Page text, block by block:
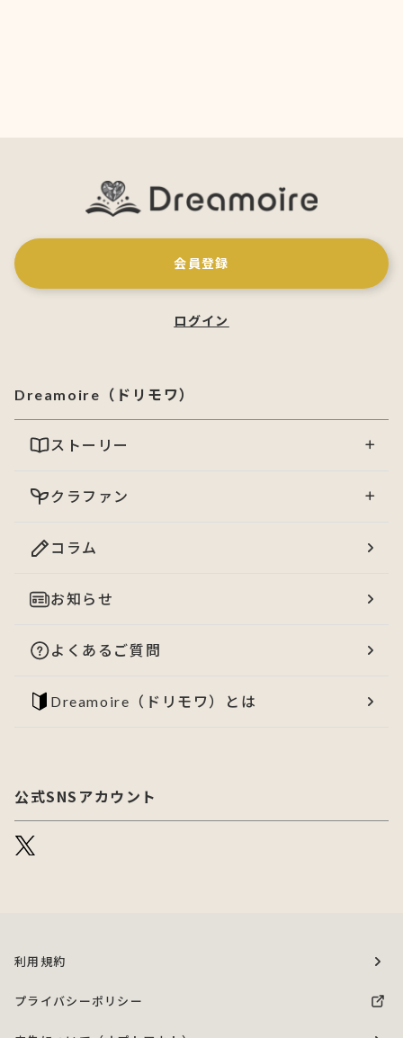
会員登録
ログイン
Dreamoire（ドリモワ）
ストーリー
クラファン
コラム
お知らせ
よくあるご質問
Dreamoire（ドリモワ）とは
公式SNSアカウント
利用規約
プライバシーポリシー